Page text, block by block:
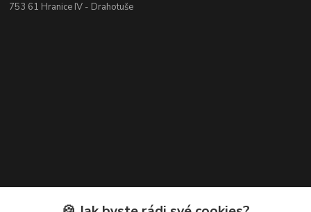
753 61 Hranice IV - Drahotuše
Kontakty